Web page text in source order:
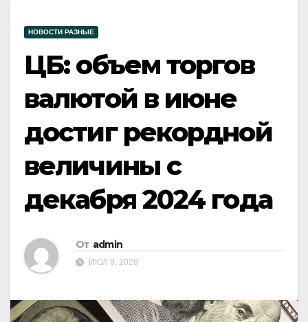
НОВОСТИ РАЗНЫЕ
ЦБ: объем торгов
валютой в июне
достиг рекордной
величины с
декабря 2024 года
От admin
ИЮЛ 8, 2026